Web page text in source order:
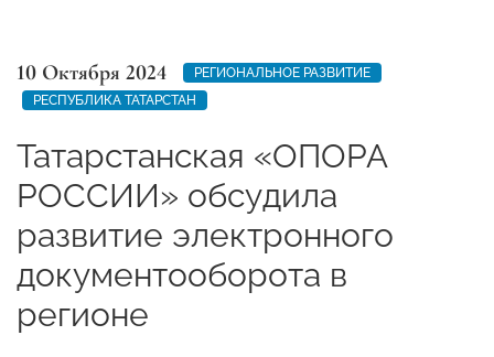
10 Октября 2024
РЕГИОНАЛЬНОЕ РАЗВИТИЕ
РЕСПУБЛИКА ТАТАРСТАН
Татарстанская «ОПОРА
РОССИИ» обсудила
развитие электронного
документооборота в
регионе